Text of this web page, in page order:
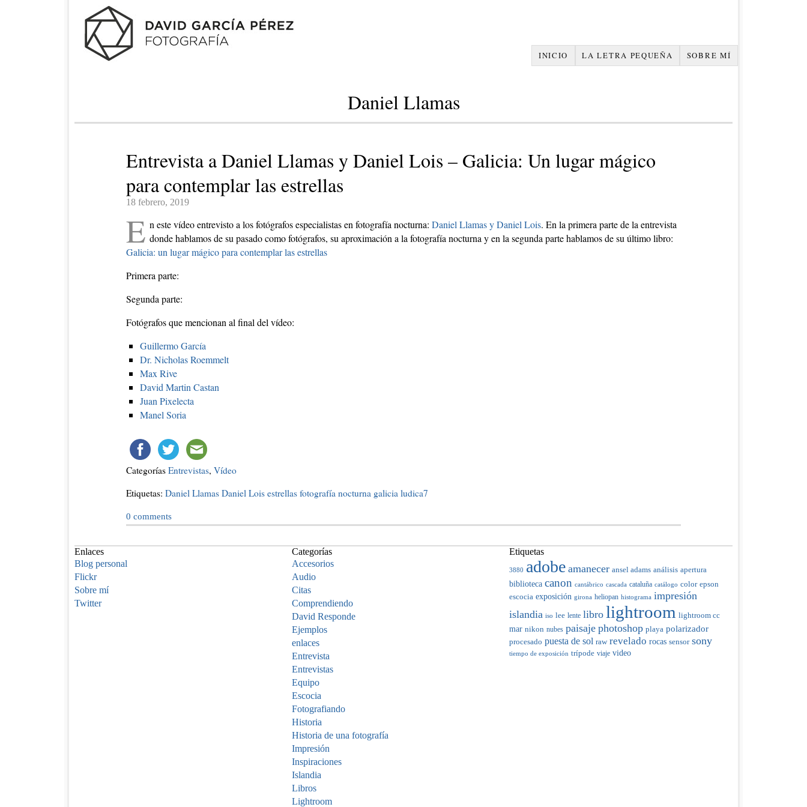
INICIO LA LETRA PEQUEÑA SOBRE MÍ
Daniel Llamas
Entrevista a Daniel Llamas y Daniel Lois – Galicia: Un lugar mágico
para contemplar las estrellas
18 febrero, 2019
E n este vídeo entrevisto a los fotógrafos especialistas en fotografía nocturna:Daniel Llamas y Daniel Lois. En la primera parte de la entrevista
donde hablamos de su pasado como fotógrafos, su aproximación a la fotografía nocturna y en la segunda parte hablamos de su último libro:
Galicia: un lugar mágico para contemplar las estrellas
Primera parte:
Segunda parte:
Fotógrafos que mencionan al final del vídeo:
Guillermo García
Dr. Nicholas Roemmelt
Max Rive
David Martin Castan
Juan Pixelecta
Manel Soria
Categorías Entrevistas, Vídeo
Etiquetas: Daniel Llamas Daniel Lois estrellas fotografía nocturna galicia ludica7
0 comments
Enlaces
Blog personal
Flickr
Sobre mí
Twitter
Categorías
Accesorios
Audio
Citas
Comprendiendo
David Responde
Ejemplos
enlaces
Entrevista
Entrevistas
Equipo
Escocia
Fotografiando
Historia
Historia de una fotografía
Impresión
Inspiraciones
Islandia
Libros
Lightroom
Etiquetas
3880 adobe amanecer ansel adams análisis apertura
biblioteca canon cantábrico cascada cataluña catálogo color epson
escocia exposición girona heliopan histograma impresión
islandia iso lee lente libro lightroom lightroom cc
mar nikon nubes paisaje photoshop playa polarizador
procesado puesta de sol raw revelado rocas sensor sony
tiempo de exposición trípode viaje video